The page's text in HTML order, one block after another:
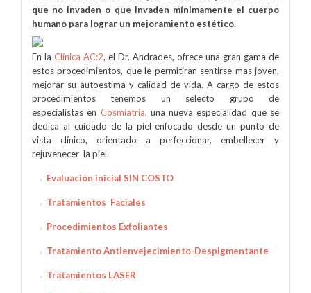
que no invaden o que invaden mínimamente el cuerpo
humano para lograr un mejoramiento estético.
En la Clínica AC:2, el Dr. Andrades, ofrece una gran gama de
estos procedimientos, que le permitiran sentirse mas joven,
mejorar su autoestima y calidad de vida. A cargo de estos
procedimientos tenemos un selecto grupo de
especialistas en Cosmiatría, una nueva especialidad que se
dedica al cuidado de la piel enfocado desde un punto de
vista clínico, orientado a perfeccionar, embellecer y
rejuvenecer la piel.
Evaluación inicial SIN COSTO
Tratamientos Faciales
Procedimientos Exfoliantes
Tratamiento Antienvejecimiento-Despigmentante
Tratamientos LASER